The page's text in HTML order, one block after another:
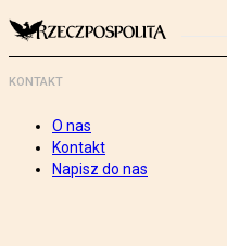
KONTAKT
O nas
Kontakt
Napisz do nas